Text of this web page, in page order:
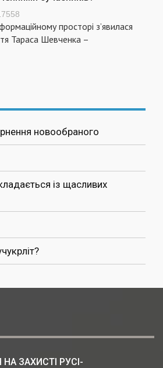
просторі з’явилася
Тараса Шевченка –
новообраного
із щасливих
ЗАХИСТІ РУСІ-